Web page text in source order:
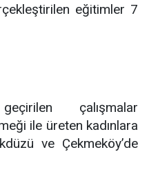
eğitimler 7
çalışmalar
ile üreten kadınlara
ve Çekmeköy’de